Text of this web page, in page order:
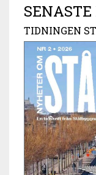
TIDNINGEN